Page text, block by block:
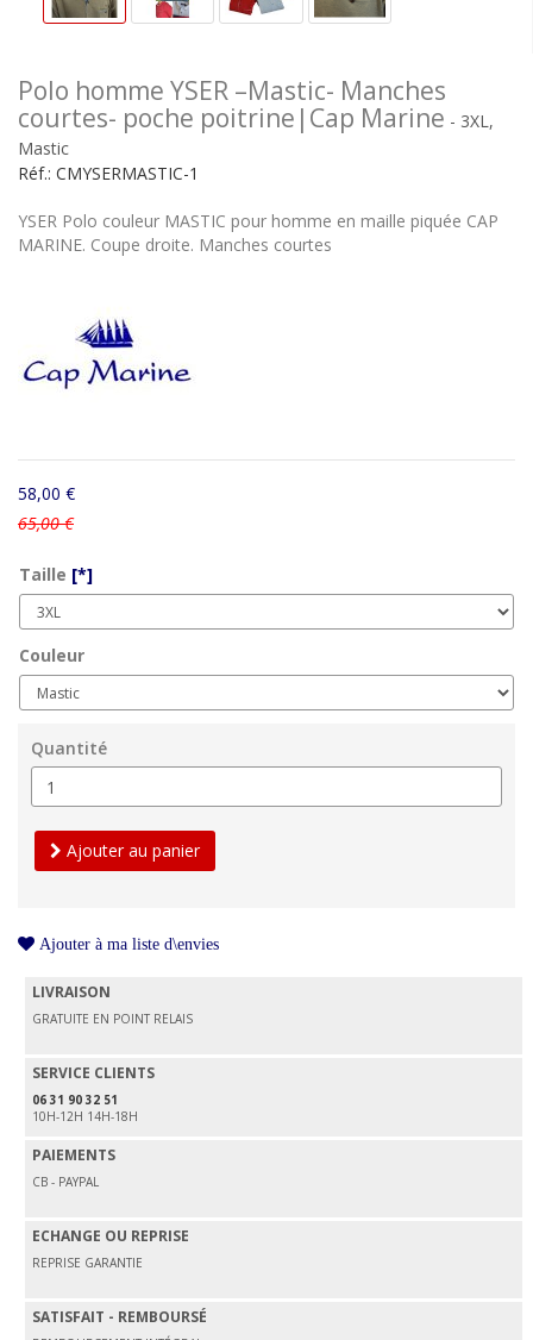
Polo homme YSER –Mastic- Manches
courtes- poche poitrine|Cap Marine - 3XL,
Mastic
Réf.: CMYSERMASTIC-1
YSER Polo couleur MASTIC pour homme en maille piquée CAP
MARINE. Coupe droite. Manches courtes
58,00 €
65,00 €
Taille [*]
Couleur
Quantité
Ajouter au panier
Ajouter à ma liste d\envies
LIVRAISON
GRATUITE EN POINT RELAIS
SERVICE CLIENTS
06 31 90 32 51
10H-12H 14H-18H
PAIEMENTS
CB - PAYPAL
ECHANGE OU REPRISE
REPRISE GARANTIE
SATISFAIT - REMBOURSÉ